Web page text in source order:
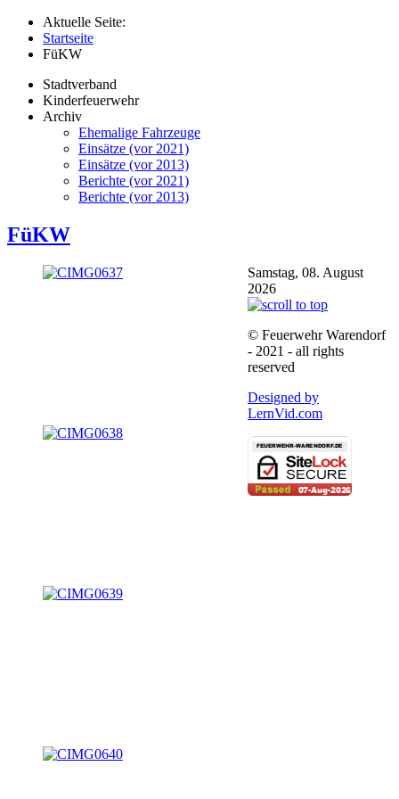
Aktuelle Seite:
Startseite
FüKW
Stadtverband
Kinderfeuerwehr
Archiv
Ehemalige Fahrzeuge
Einsätze (vor 2021)
Einsätze (vor 2013)
Berichte (vor 2021)
Berichte (vor 2013)
FüKW
Samstag, 08. August
2026
© Feuerwehr Warendorf
- 2021 - all rights
reserved
Designed by
LernVid.com